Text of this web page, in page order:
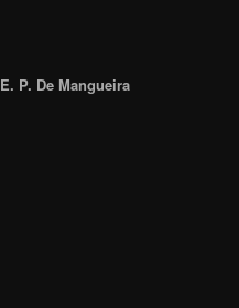
P. De Mangueira